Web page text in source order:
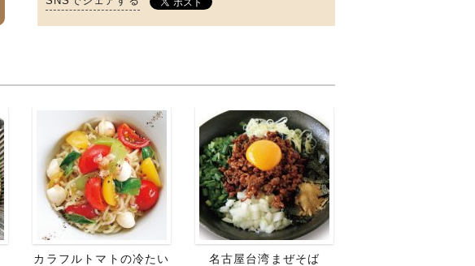
カラフルトマトの冷たい
名古屋台湾まぜそば